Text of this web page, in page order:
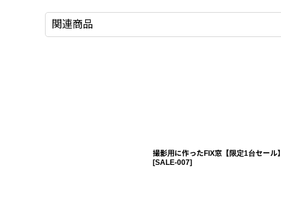
関連商品
撮影用に作ったFIX窓【限定1台セール】
[SALE-007]